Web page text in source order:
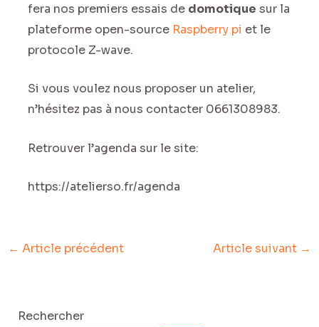
fera nos premiers essais de domotique sur la
plateforme open-source Raspberry pi et le
protocole Z-wave.
Si vous voulez nous proposer un atelier,
n’hésitez pas à nous contacter 0661308983.
Retrouver l’agenda sur le site:
https://atelierso.fr/agenda
← Article précédent Article suivant →
Rechercher